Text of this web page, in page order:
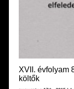
XVII. évfolyam
költők